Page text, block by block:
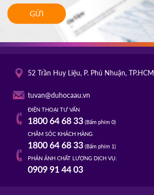
GỬI
52 Trần Huy Liệu, P. Phú Nhuận, TP.HCM
tuvan@duhocaau.vn
ĐIỆN THOẠI TƯ VẤN
1800 64 68 33(Bấm phím 0)
CHĂM SÓC KHÁCH HÀNG
1800 64 68 33(Bấm phím 1)
PHẢN ÁNH CHẤT LƯỢNG DỊCH VỤ:
0909 91 44 03